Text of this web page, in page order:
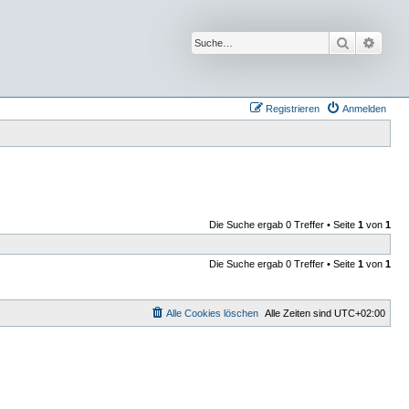
Suche
Anmelden
Registrieren
Die Suche ergab 0 Treffer • Seite 1 von 1
Die Suche ergab 0 Treffer • Seite 1 von 1
Alle Zeiten sind UTC+02:00
Alle Cookies löschen